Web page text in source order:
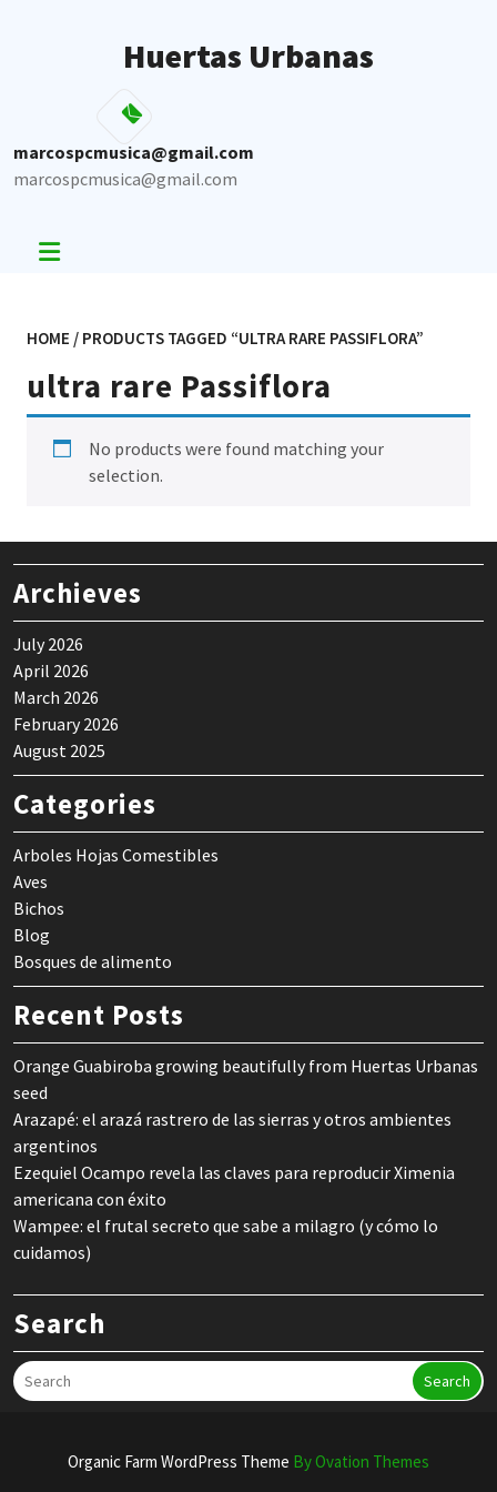
Huertas Urbanas
marcospcmusica@gmail.com
marcospcmusica@gmail.com
HOME / PRODUCTS TAGGED “ULTRA RARE PASSIFLORA”
ultra rare Passiflora
No products were found matching your
selection.
Archieves
July 2026
April 2026
March 2026
February 2026
August 2025
Categories
Arboles Hojas Comestibles
Aves
Bichos
Blog
Bosques de alimento
Recent Posts
Orange Guabiroba growing beautifully from Huertas Urbanas
seed
Arazapé: el arazá rastrero de las sierras y otros ambientes
argentinos
Ezequiel Ocampo revela las claves para reproducir Ximenia
americana con éxito
Wampee: el frutal secreto que sabe a milagro (y cómo lo
cuidamos)
Search
Search
Organic Farm WordPress Theme By Ovation Themes